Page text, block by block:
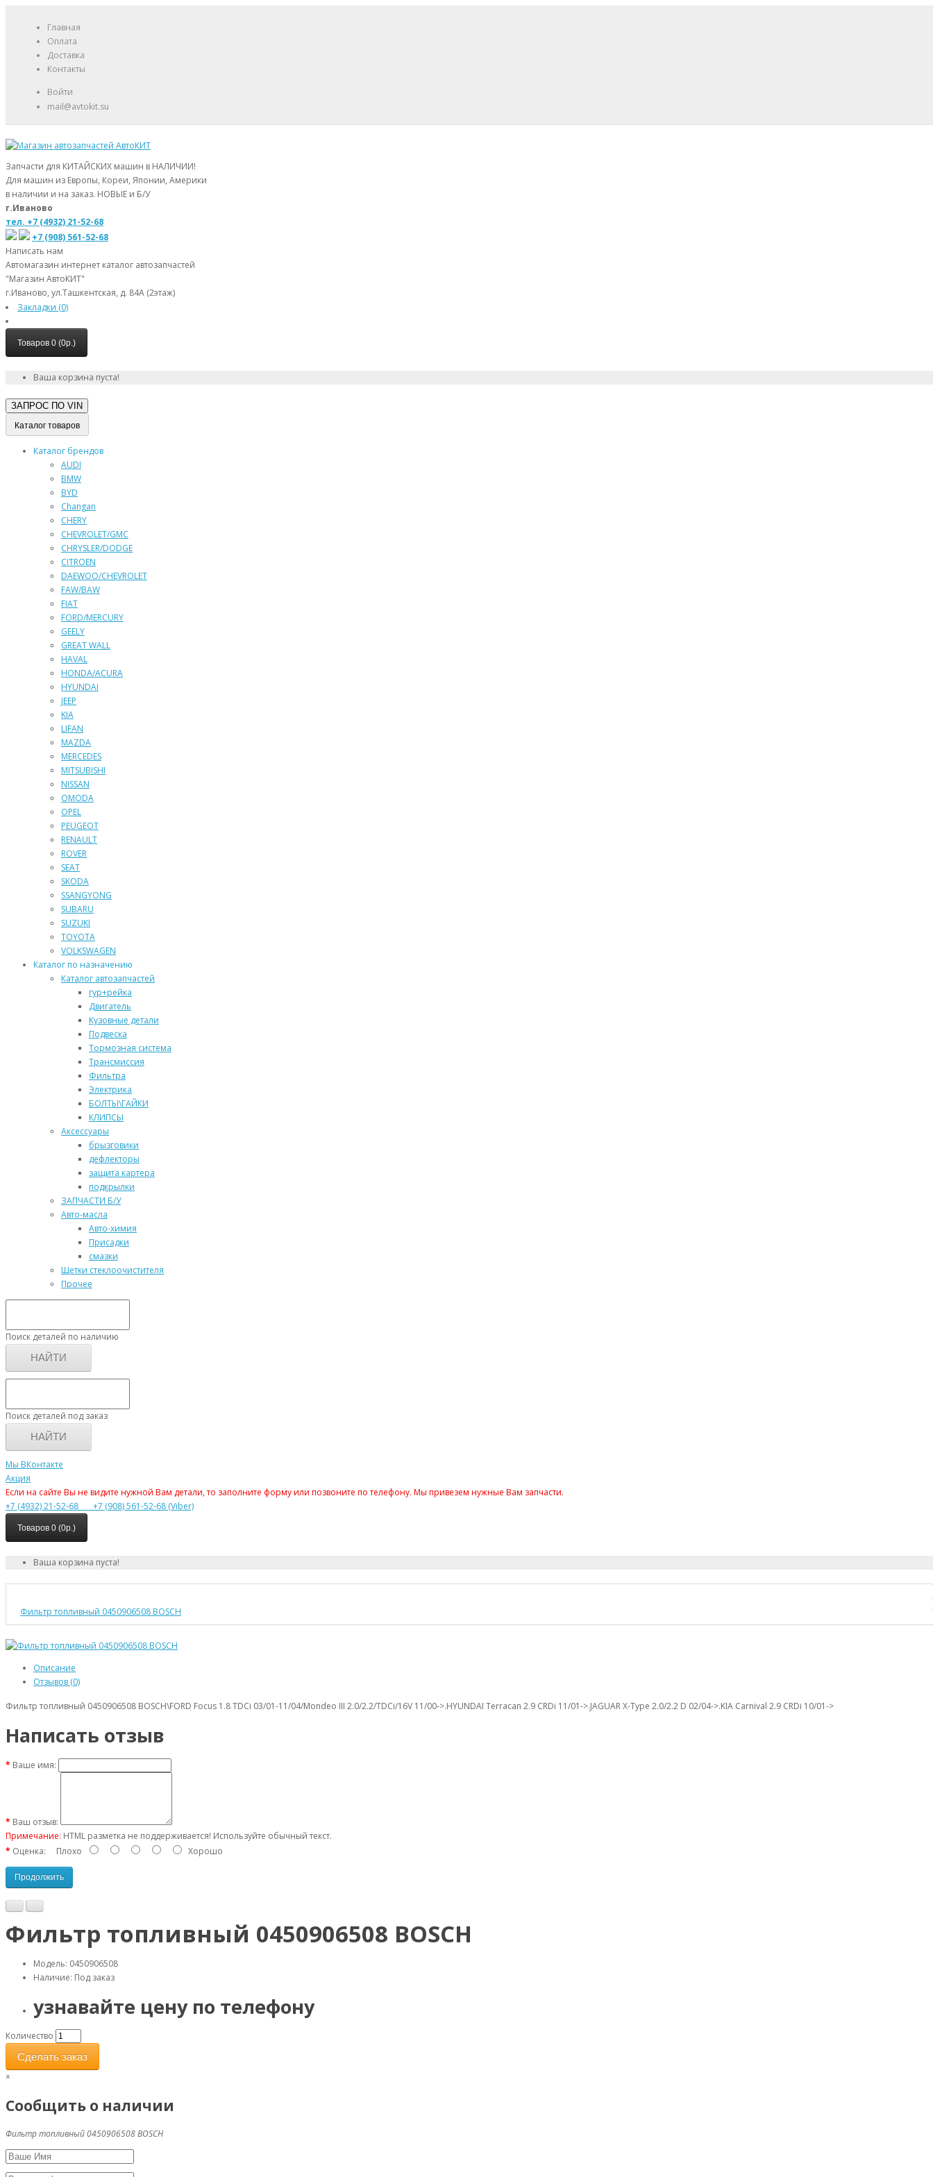
Главная
Оплата
Доставка
Контакты
Войти
mail@avtokit.su
Запчасти для КИТАЙСКИХ машин в НАЛИЧИИ!
Для машин из Европы, Кореи, Японии, Америки
в наличии и на заказ. НОВЫЕ и Б/У
г.Иваново
тел. +7 (4932) 21-52-68
+7 (908) 561-52-68
Написать нам
Автомагазин интернет каталог автозапчастей
"Магазин АвтоКИТ"
г.Иваново, ул.Ташкентская, д. 84А (2этаж)
Закладки (0)
Товаров 0 (0р.)
Ваша корзина пуста!
ЗАПРОС ПО VIN
Каталог товаров
Каталог брендов
AUDI
BMW
BYD
Changan
CHERY
CHEVROLET/GMC
CHRYSLER/DODGE
CITROEN
DAEWOO/CHEVROLET
FAW/BAW
FIAT
FORD/MERCURY
GEELY
GREAT WALL
HAVAL
HONDA/ACURA
HYUNDAI
JEEP
KIA
LIFAN
MAZDA
MERCEDES
MITSUBISHI
NISSAN
OMODA
OPEL
PEUGEOT
RENAULT
ROVER
SEAT
SKODA
SSANGYONG
SUBARU
SUZUKI
TOYOTA
VOLKSWAGEN
Каталог по назначению
Каталог автозапчастей
гур+рейка
Двигатель
Кузовные детали
Подвеска
Тормозная система
Трансмиссия
Фильтра
Электрика
БОЛТЫ\ГАЙКИ
КЛИПСЫ
Аксессуары
брызговики
дефлекторы
защита картера
подкрылки
ЗАПЧАСТИ Б/У
Авто-масла
Авто-химия
Присадки
смазки
Щетки стеклоочистителя
Прочее
Поиск деталей по наличию
НАЙТИ
Поиск деталей под заказ
НАЙТИ
Мы ВКонтакте
Акция
Если на сайте Вы не видите нужной Вам детали, то заполните форму или позвоните по телефону. Мы привезем нужные Вам запчасти.
+7 (4932) 21-52-68
+7 (908) 561-52-68 (Viber)
Товаров 0 (0р.)
Ваша корзина пуста!
Фильтр топливный 0450906508 BOSCH
Описание
Отзывов (0)
Фильтр топливный 0450906508 BOSCH\FORD Focus 1.8 TDCi 03/01-11/04/Mondeo III 2.0/2.2/TDCi/16V 11/00->.HYUNDAI Terracan 2.9 CRDi 11/01->.JAGUAR X-Type 2.0/2.2 D 02/04->.KIA Carnival 2.9 CRDi 10/01->
Написать отзыв
Ваше имя:
Ваш отзыв:
Примечание: HTML разметка не поддерживается! Используйте обычный текст.
Оценка: Плохо Хорошо
Продолжить
Фильтр топливный 0450906508 BOSCH
Модель: 0450906508
Наличие: Под заказ
узнавайте цену по телефону
Количество
Сделать заказ
×
Сообщить о наличии
Фильтр топливный 0450906508 BOSCH